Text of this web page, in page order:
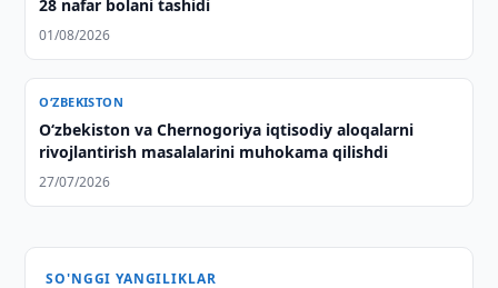
28 nafar bolani tashidi
01/08/2026
O‘ZBEKISTON
Oʻzbekiston va Chernogoriya iqtisodiy aloqalarni
rivojlantirish masalalarini muhokama qilishdi
27/07/2026
SO'NGGI YANGILIKLAR